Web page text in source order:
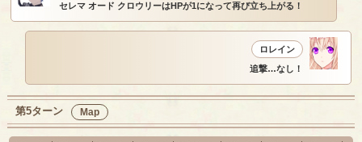
セレマ オード クロウリーはHPが1になって再び立ち上がる！
ロレイン
追撃…なし！
第5ターン Map